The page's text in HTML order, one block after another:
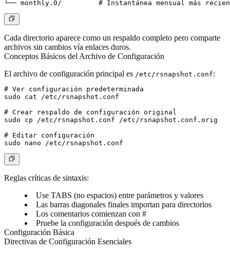
Cada directorio aparece como un respaldo completo pero comparte
archivos sin cambios vía enlaces duros.
Conceptos Básicos del Archivo de Configuración
El archivo de configuración principal es /etc/rsnapshot.conf:
# Ver configuración predeterminada
sudo cat /etc/rsnapshot.conf
# Crear respaldo de configuración original
sudo cp /etc/rsnapshot.conf /etc/rsnapshot.conf.orig
# Editar configuración
Reglas críticas de sintaxis:
Use TABS (no espacios) entre parámetros y valores
Las barras diagonales finales importan para directorios
Los comentarios comienzan con #
Pruebe la configuración después de cambios
Configuración Básica
Directivas de Configuración Esenciales